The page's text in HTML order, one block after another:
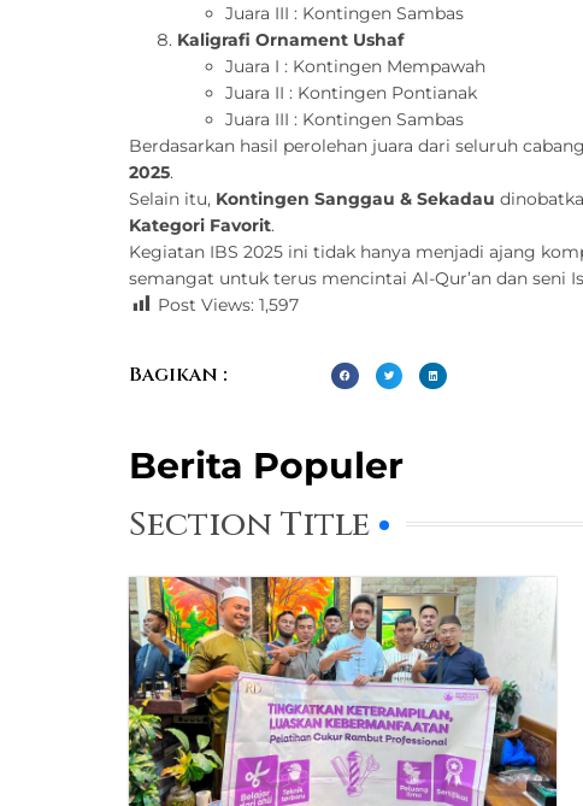
Juara III : Kontingen Sambas
Kaligrafi Ornament Ushaf
Juara I : Kontingen Mempawah
Juara II : Kontingen Pontianak
Juara III : Kontingen Sambas
Berdasarkan hasil perolehan juara dari seluruh
2025.
Selain itu, Kontingen Sanggau & Sekadau
Kategori Favorit.
Kegiatan IBS 2025 ini tidak hanya menjadi ajang
semangat untuk terus mencintai Al-Qur’an dan seni
Post Views: 1,597
Bagikan :
Berita Populer
Section Title